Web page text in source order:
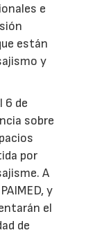
e
están
y
6 de
sobre
por
A
y
el
de